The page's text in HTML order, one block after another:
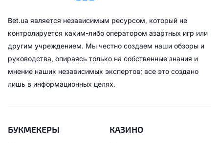
Bet.ua является независимым ресурсом, который не
контролируется каким-либо оператором азартных игр или
другим учреждением. Мы честно создаем наши обзоры и
руководства, опираясь только на собственные знания и
мнение наших независимых экспертов; все это создано
лишь в информационных целях.
БУКМЕКЕРЫ КАЗИНО